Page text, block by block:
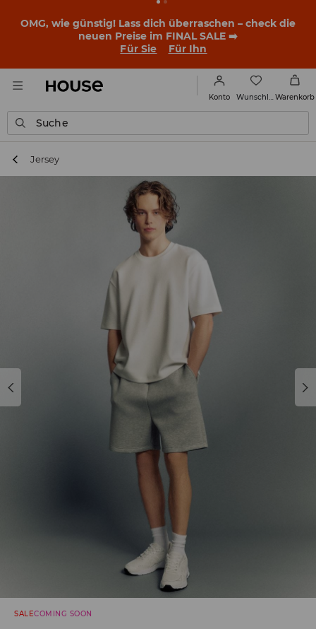
BACK TO SCHOOL 📒Die besten Geschichten beginnen
noch vor dem ersten Klingeln. Starte mit einem neuen
Outfit ins Schuljahr!
Für Sie
Für Ihn
Konto Warenkorb
Suche
Jersey
SALECOMING SOON